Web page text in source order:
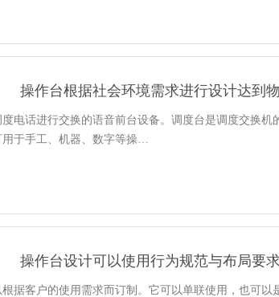
操作台根据社会环境需求进行设计达到
电话进行交换的语音前台设备。调度台是调度交换机
用于手工、机器、数字等操…
操作台设计可以使用行为规范与布局要
据客户的使用需求而订制。它可以单联使用，也可以